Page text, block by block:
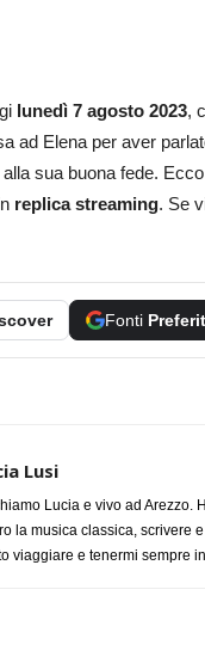
lunedì 7 agosto 2023,
ad Elena per aver
sua buona fede.
replica streaming. Se
Fonti
Lusi
Lucia e vivo ad Arezzo.
la musica classica, scrivere
viaggiare e tenermi sempre